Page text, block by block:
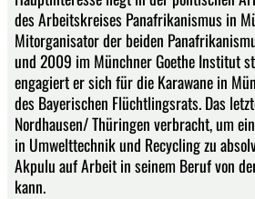
des Arbeitskreises Panafrikanismus in
Mitorganisator der beiden
und 2009 im Münchner Goethe Institut
engagiert er sich für die Karawane in
des Bayerischen Flüchtlingsrats. Das
Nordhausen/ Thüringen verbracht, um
in Umwelttechnik und Recycling zu
Akpulu auf Arbeit in seinem Beruf von
kann.